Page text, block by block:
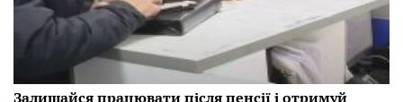
Залишайся працювати після пенсії і отримуй